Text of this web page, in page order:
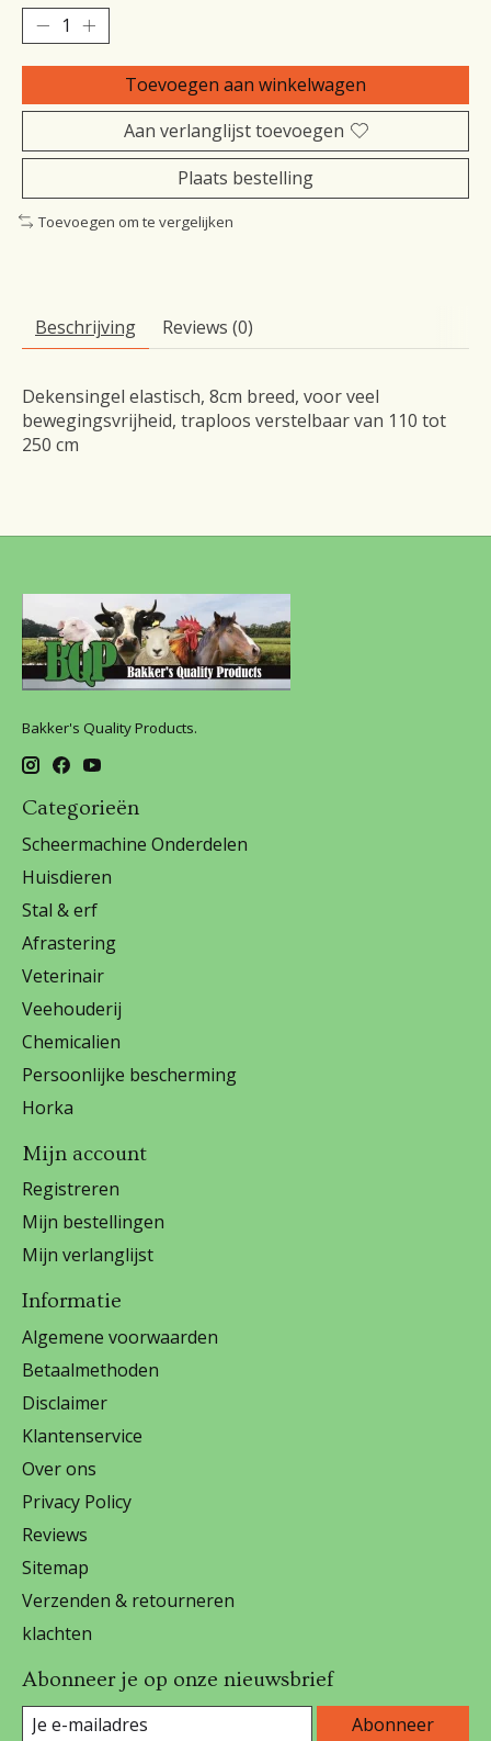
Toevoegen aan winkelwagen
Aan verlanglijst toevoegen
Plaats bestelling
Toevoegen om te vergelijken
Beschrijving Reviews (0)
Dekensingel elastisch, 8cm breed, voor veel
bewegingsvrijheid, traploos verstelbaar van 110 tot
250 cm
Bakker's Quality Products.
Categorieën
Scheermachine Onderdelen
Huisdieren
Stal & erf
Afrastering
Veterinair
Veehouderij
Chemicalien
Persoonlijke bescherming
Horka
Mijn account
Registreren
Mijn bestellingen
Mijn verlanglijst
Informatie
Algemene voorwaarden
Betaalmethoden
Disclaimer
Klantenservice
Over ons
Privacy Policy
Reviews
Sitemap
Verzenden & retourneren
klachten
Abonneer je op onze nieuwsbrief
Abonneer